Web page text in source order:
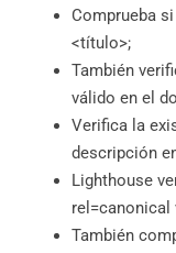
Comprueba
<título>;
También
válido en el
Verifica la
descripción
Lighthouse
rel=canonical
También